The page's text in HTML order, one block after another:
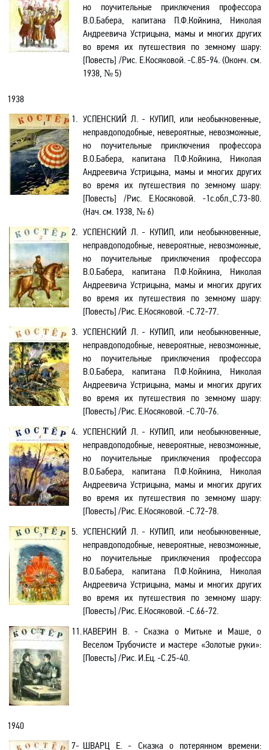
но поучительные приключения профессора
В.О.Бабера, капитана П.Ф.Койкина, Николая
Андреевича Устрицына, мамы и многих других
во время их путешествия по земному шару:
[Повесть] /Рис. Е.Косяковой. -С.85-94.(Оконч. см.
1938, № 5)
1938
1. УСПЕНСКИЙ Л. - КУПИП, или необыкновенные,
неправдоподобные, невероятные, невозможные,
но поучительные приключения профессора
В.О.Бабера, капитана П.Ф.Койкина, Николая
Андреевича Устрицына, мамы и многих других
во время их путешествия по земному шару:
[Повесть] /Рис. Е.Косяковой. -1с.обл.,С.73-80.
(Нач. см. 1938, № 6)
2. УСПЕНСКИЙ Л. - КУПИП, или необыкновенные,
неправдоподобные, невероятные, невозможные,
но поучительные приключения профессора
В.О.Бабера, капитана П.Ф.Койкина, Николая
Андреевича Устрицына, мамы и многих других
во время их путешествия по земному шару:
[Повесть] /Рис. Е.Косяковой. -С.72-77.
3. УСПЕНСКИЙ Л. - КУПИП, или необыкновенные,
неправдоподобные, невероятные, невозможные,
но поучительные приключения профессора
В.О.Бабера, капитана П.Ф.Койкина, Николая
Андреевича Устрицына, мамы и многих других
во время их путешествия по земному шару:
[Повесть] /Рис. Е.Косяковой. -С.70-76.
4. УСПЕНСКИЙ Л. - КУПИП, или необыкновенные,
неправдоподобные, невероятные, невозможные,
но поучительные приключения профессора
В.О.Бабера, капитана П.Ф.Койкина, Николая
Андреевича Устрицына, мамы и многих других
во время их путешествия по земному шару:
[Повесть] /Рис. Е.Косяковой. -С.72-78.
5. УСПЕНСКИЙ Л. - КУПИП, или необыкновенные,
неправдоподобные, невероятные, невозможные,
но поучительные приключения профессора
В.О.Бабера, капитана П.Ф.Койкина, Николая
Андреевича Устрицына, мамы и многих других
во время их путешествия по земному шару:
[Повесть] /Рис. Е.Косяковой. -С.66-72.
11.КАВЕРИН В. -Сказка о Митьке и Маше, о
Веселом Трубочисте и мастере «Золотые руки»:
[Повесть] /Рис. И.Ец. -C.25-40.
1940
7- ШВАРЦ Е. - Сказка о потерянном времени: